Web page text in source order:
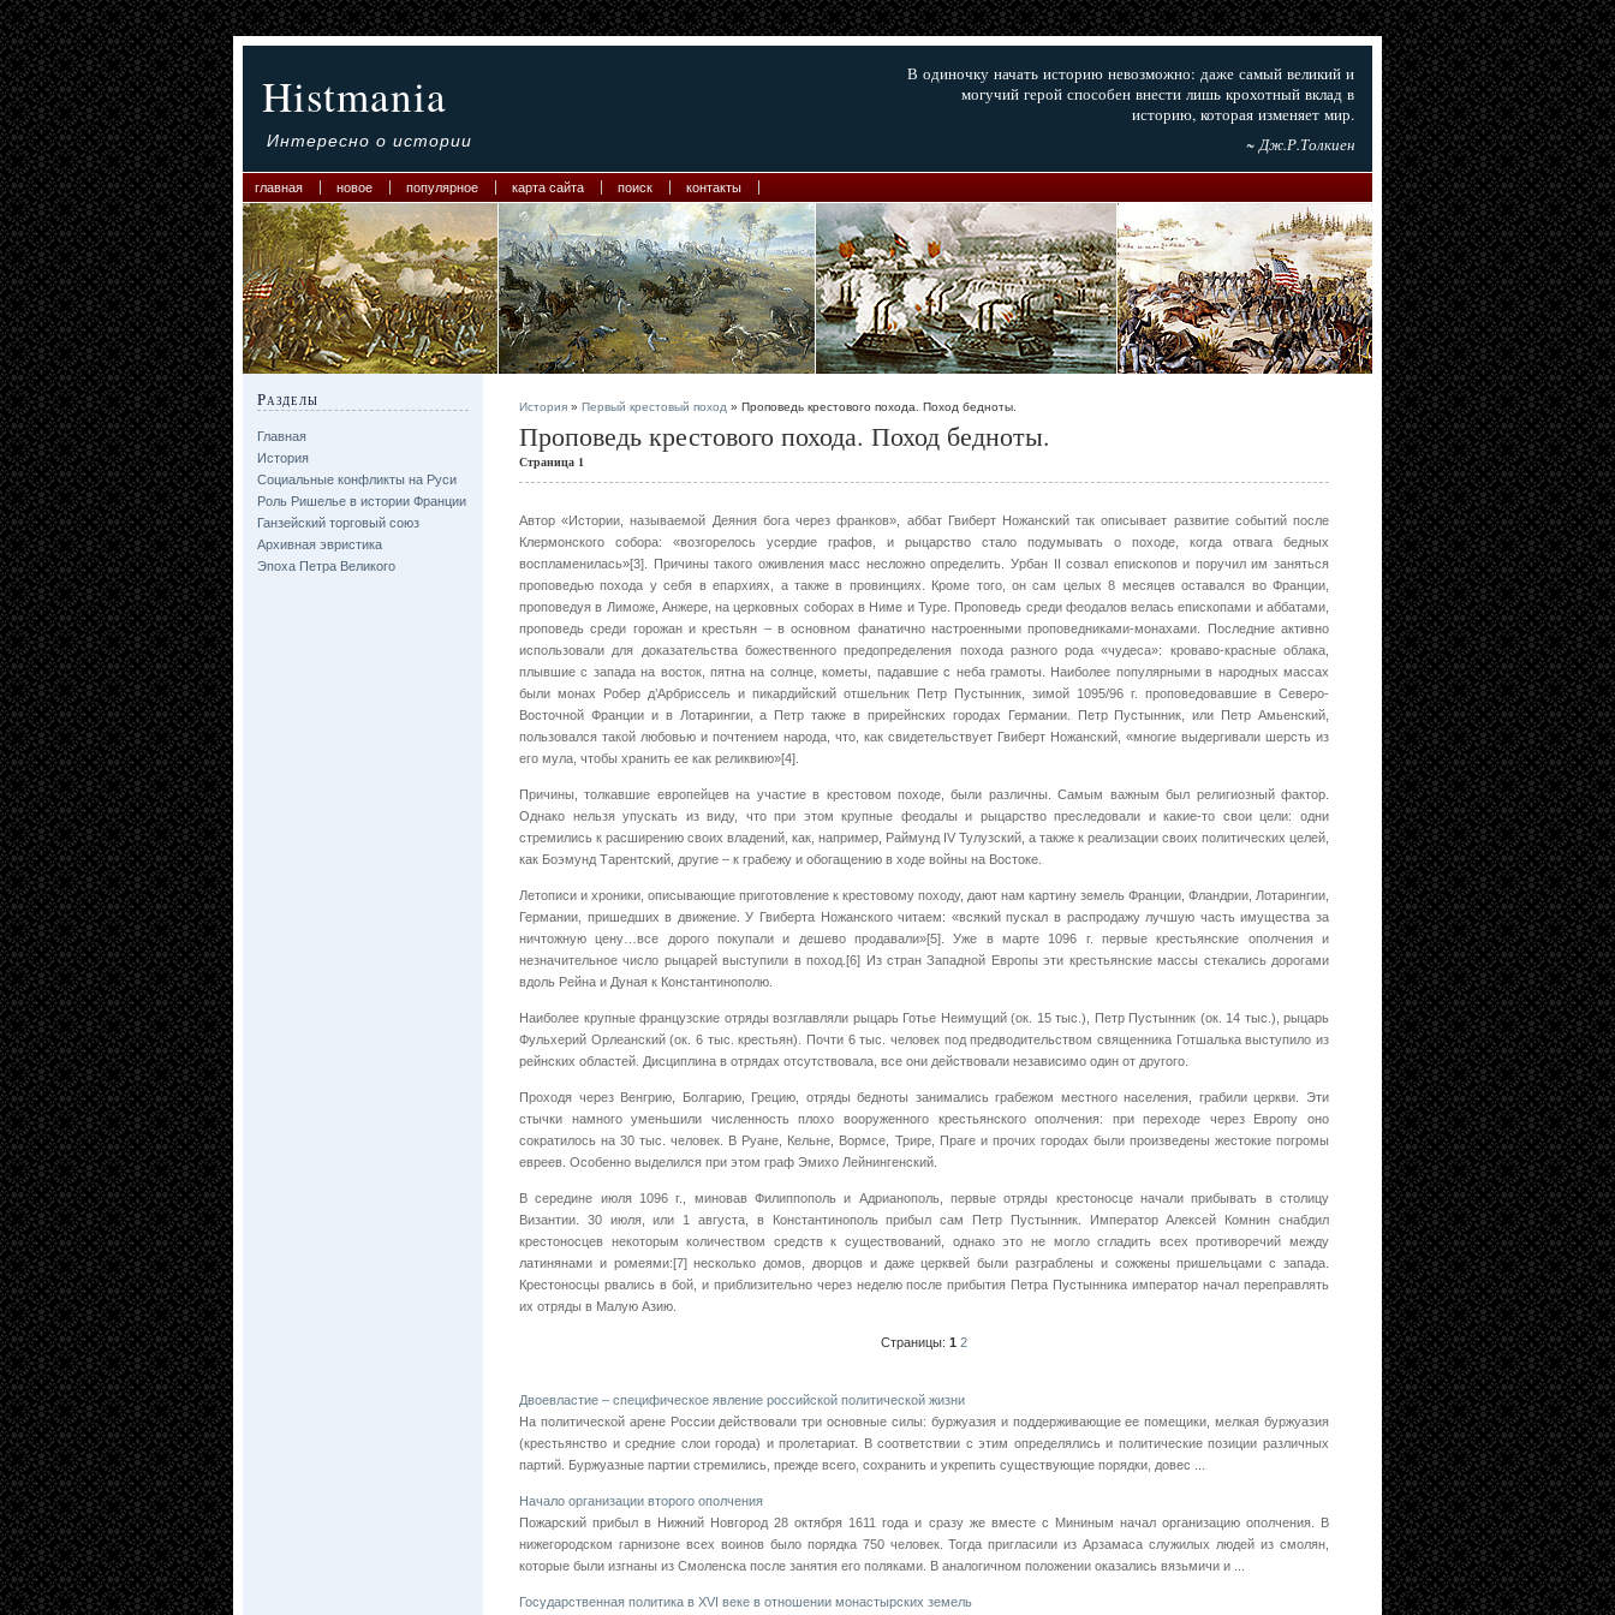
Histmania
Интересно о истории
В одиночку начать историю невозможно: даже самый великий и
могучий герой способен внести лишь крохотный вклад в
историю, которая изменяет мир.
~ Дж.Р.Толкиен
главная новое популярное карта сайта поиск контакты
Разделы
Главная
История
Социальные конфликты на Руси
Роль Ришелье в истории Франции
Ганзейский торговый союз
Архивная эвристика
Эпоха Петра Великого
История » Первый крестовый поход » Проповедь крестового похода. Поход бедноты.
Проповедь крестового похода. Поход бедноты.
Страница 1
Автор «Истории, называемой Деяния бога через франков», аббат Гвиберт Ножанский так описывает развитие событий после
Клермонского собора: «возгорелось усердие графов, и рыцарство стало подумывать о походе, когда отвага бедных
воспламенилась»[3]. Причины такого оживления масс несложно определить. Урбан II созвал епископов и поручил им заняться
проповедью похода у себя в епархиях, а также в провинциях. Кроме того, он сам целых 8 месяцев оставался во Франции,
проповедуя в Лиможе, Анжере, на церковных соборах в Ниме и Туре. Проповедь среди феодалов велась епископами и аббатами,
проповедь среди горожан и крестьян – в основном фанатично настроенными проповедниками-монахами. Последние активно
использовали для доказательства божественного предопределения похода разного рода «чудеса»: кроваво-красные облака,
плывшие с запада на восток, пятна на солнце, кометы, падавшие с неба грамоты. Наиболее популярными в народных массах
были монах Робер д’Арбриссель и пикардийский отшельник Петр Пустынник, зимой 1095/96 г. проповедовавшие в Северо-
Восточной Франции и в Лотарингии, а Петр также в прирейнских городах Германии. Петр Пустынник, или Петр Амьенский,
пользовался такой любовью и почтением народа, что, как свидетельствует Гвиберт Ножанский, «многие выдергивали шерсть из
его мула, чтобы хранить ее как реликвию»[4].
Причины, толкавшие европейцев на участие в крестовом походе, были различны. Самым важным был религиозный фактор.
Однако нельзя упускать из виду, что при этом крупные феодалы и рыцарство преследовали и какие-то свои цели: одни
стремились к расширению своих владений, как, например, Раймунд IV Тулузский, а также к реализации своих политических целей,
как Боэмунд Тарентский, другие – к грабежу и обогащению в ходе войны на Востоке.
Летописи и хроники, описывающие приготовление к крестовому походу, дают нам картину земель Франции, Фландрии, Лотарингии,
Германии, пришедших в движение. У Гвиберта Ножанского читаем: «всякий пускал в распродажу лучшую часть имущества за
ничтожную цену…все дорого покупали и дешево продавали»[5]. Уже в марте 1096 г. первые крестьянские ополчения и
незначительное число рыцарей выступили в поход.[6] Из стран Западной Европы эти крестьянские массы стекались дорогами
вдоль Рейна и Дуная к Константинополю.
Наиболее крупные французские отряды возглавляли рыцарь Готье Неимущий (ок. 15 тыс.), Петр Пустынник (ок. 14 тыс.), рыцарь
Фульхерий Орлеанский (ок. 6 тыс. крестьян). Почти 6 тыс. человек под предводительством священника Готшалька выступило из
рейнских областей. Дисциплина в отрядах отсутствовала, все они действовали независимо один от другого.
Проходя через Венгрию, Болгарию, Грецию, отряды бедноты занимались грабежом местного населения, грабили церкви. Эти
стычки намного уменьшили численность плохо вооруженного крестьянского ополчения: при переходе через Европу оно
сократилось на 30 тыс. человек. В Руане, Кельне, Вормсе, Трире, Праге и прочих городах были произведены жестокие погромы
евреев. Особенно выделился при этом граф Эмихо Лейнингенский.
В середине июля 1096 г., миновав Филиппополь и Адрианополь, первые отряды крестоносце начали прибывать в столицу
Византии. 30 июля, или 1 августа, в Константинополь прибыл сам Петр Пустынник. Император Алексей Комнин снабдил
крестоносцев некоторым количеством средств к существований, однако это не могло сгладить всех противоречий между
латинянами и ромеями:[7] несколько домов, дворцов и даже церквей были разграблены и сожжены пришельцами с запада.
Крестоносцы рвались в бой, и приблизительно через неделю после прибытия Петра Пустынника император начал переправлять
их отряды в Малую Азию.
Страницы: 1 2
Двоевластие – специфическое явление российской политической жизни
На политической арене России действовали три основные силы: буржуазия и поддерживающие ее помещики, мелкая буржуазия
(крестьянство и средние слои города) и пролетариат. В соответствии с этим определялись и политические позиции различных
партий. Буржуазные партии стремились, прежде всего, сохранить и укрепить существующие порядки, довес ...
Начало организации второго ополчения
Пожарский прибыл в Нижний Новгород 28 октября 1611 года и сразу же вместе с Мининым начал организацию ополчения. В
нижегородском гарнизоне всех воинов было порядка 750 человек. Тогда пригласили из Арзамаса служилых людей из смолян,
которые были изгнаны из Смоленска после занятия его поляками. В аналогичном положении оказались вязьмичи и ...
Государственная политика в XVI веке в отношении монастырских земель